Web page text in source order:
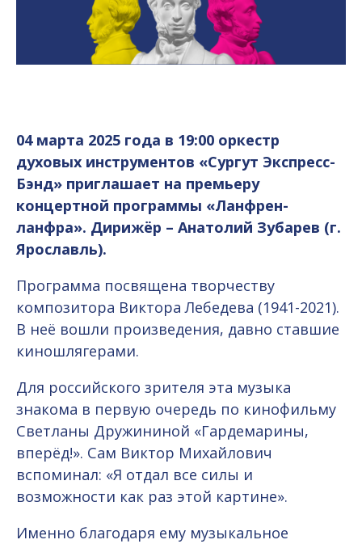
04 марта 2025 года в 19:00 оркестр
духовых инструментов «Сургут Экспресс-
Бэнд» приглашает на премьеру
концертной программы «Ланфрен-
ланфра». Дирижёр – Анатолий Зубарев (г.
Ярославль).
Программа посвящена творчеству
композитора Виктора Лебедева (1941-2021).
В неё вошли произведения, давно ставшие
киношлягерами.
Для российского зрителя эта музыка
знакома в первую очередь по кинофильму
Светланы Дружининой «Гардемарины,
вперёд!». Сам Виктор Михайлович
вспоминал: «Я отдал все силы и
возможности как раз этой картине».
Именно благодаря ему музыкальное